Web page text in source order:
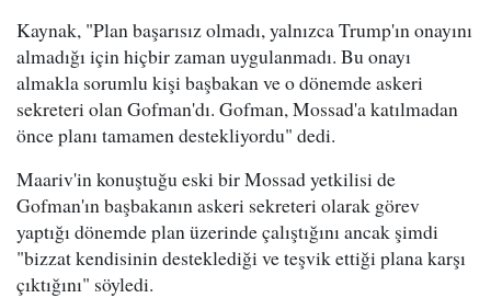
Kaynak, "Plan başarısız olmadı, yalnızca Trump'ın onayını
almadığı için hiçbir zaman uygulanmadı. Bu onayı
almakla sorumlu kişi başbakan ve o dönemde askeri
sekreteri olan Gofman'dı. Gofman, Mossad'a katılmadan
önce planı tamamen destekliyordu" dedi.
Maariv'in konuştuğu eski bir Mossad yetkilisi de
Gofman'ın başbakanın askeri sekreteri olarak görev
yaptığı dönemde plan üzerinde çalıştığını ancak şimdi
"bizzat kendisinin desteklediği ve teşvik ettiği plana karşı
çıktığını" söyledi.